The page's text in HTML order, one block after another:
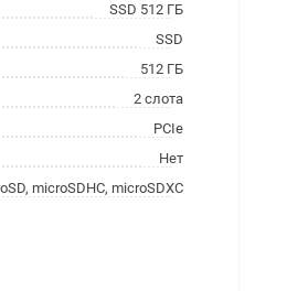
SSD 512 ГБ
SSD
512 ГБ
2 слота
PCIe
Нет
microSDHC, microSDXC